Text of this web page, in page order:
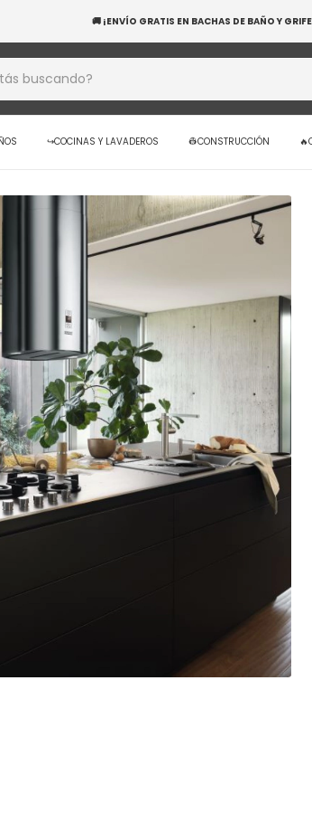
BANCO NACIÓN! 20 CUOTAS SIN INTERÉS EN TUS COMPRAS —
↪️COCINAS Y LAVADEROS 👷CONSTRUCCIÓN